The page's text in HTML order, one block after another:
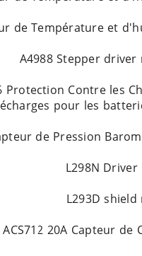
Protection Contre les
* ACS712 20A Capteur de Courant